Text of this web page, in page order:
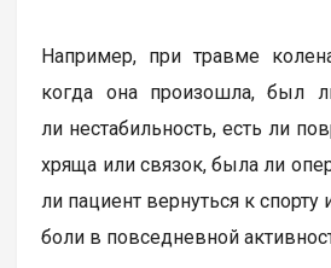
Например, при травме
когда она произошла, был
ли нестабильность, есть ли
хряща или связок, была ли
ли пациент вернуться к спорту
боли в повседневной